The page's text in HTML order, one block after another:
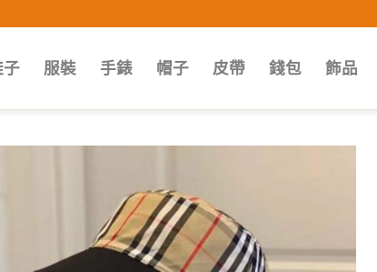
子 服裝 手錶 帽子 皮帶 錢包 飾品